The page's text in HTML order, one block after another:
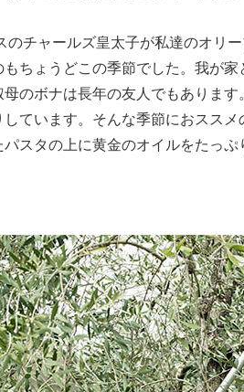
のチャールズ皇太子が私達のオリ
ちょうどこの季節でした。我が
のボナは長年の友人でもありま
しています。そんな季節におスス
パスタの上に黄金のオイルをたっ